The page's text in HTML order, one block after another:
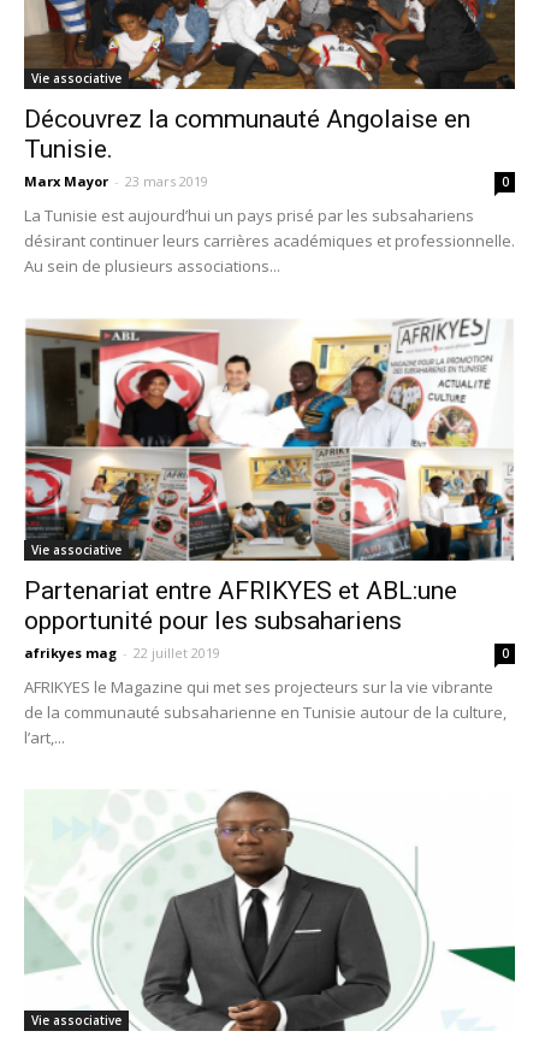
Vie associative
Découvrez la communauté Angolaise en
Tunisie.
Marx Mayor - 23 mars 2019 0
La Tunisie est aujourd’hui un pays prisé par les subsahariens
désirant continuer leurs carrières académiques et professionnelle.
Au sein de plusieurs associations...
Vie associative
Partenariat entre AFRIKYES et ABL:une
opportunité pour les subsahariens
afrikyes mag - 22 juillet 2019 0
AFRIKYES le Magazine qui met ses projecteurs sur la vie vibrante
de la communauté subsaharienne en Tunisie autour de la culture,
l’art,...
Vie associative